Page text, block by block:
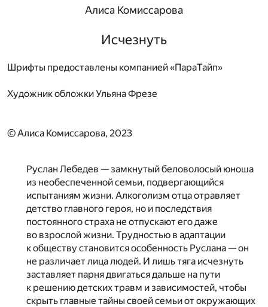
Алиса Комиссарова
Исчезнуть
Шрифты предоставлены компанией «ПараТайп»
Художник обложкиУльяна Фрезе
© Алиса Комиссарова, 2023
Руслан Лебедев — замкнутый беловолосый юноша
из необеспеченной семьи, подвергающийся
испытаниям жизни. Алкоголизм отца отравляет
детство главного героя, но и последствия
постоянного страха не отпускают его даже
во взрослой жизни. Трудностью в адаптации
к обществу становится особенность Руслана — он
не различает лица людей. И лишь тяга исчезнуть
заставляет парня двигаться дальше на пути
к решению детских травм и зависимостей, чтобы
скрыть главные тайны своей семьи от окружающих